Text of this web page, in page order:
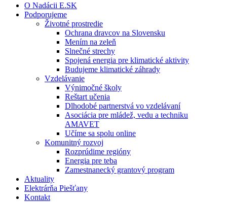
O Nadácii E.SK
Podporujeme
Životné prostredie
Ochrana dravcov na Slovensku
Mením na zeleň
Slnečné strechy
Spojená energia pre klimatické aktivity
Budujeme klimatické záhrady
Vzdelávanie
Výnimočné školy
Reštart učenia
Dlhodobé partnerstvá vo vzdelávaní
Asociácia pre mládež, vedu a techniku
AMAVET
Učíme sa spolu online
Komunitný rozvoj
Rozprúdime regióny
Energia pre teba
Zamestnanecký grantový program
Aktuality
Elektrárňa Piešťany
Kontakt